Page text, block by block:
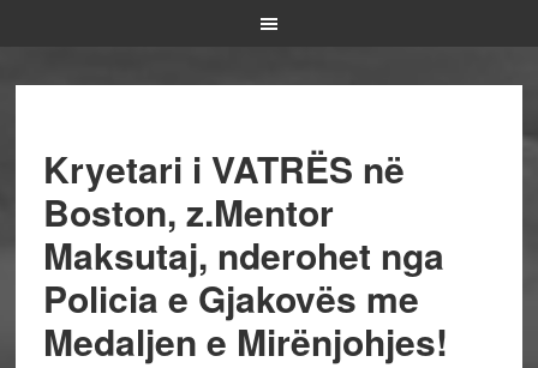
Kryetari i VATRËS në
Boston, z.Mentor
Maksutaj, nderohet nga
Policia e Gjakovës me
Medaljen e Mirënjohjes!